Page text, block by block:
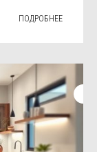
ПОДРОБНЕЕ